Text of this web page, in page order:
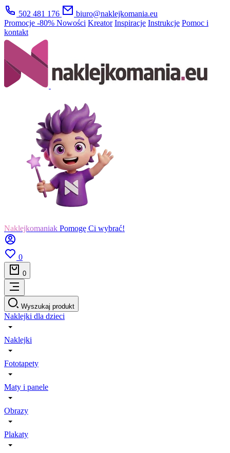
502 481 176
biuro@naklejkomania.eu
Promocje -80% Nowości Kreator Inspiracje Instrukcje Pomoc i
kontakt
Naklejkomaniak Pomogę Ci wybrać!
0
0
Wyszukaj produkt
Naklejki dla dzieci
Naklejki
Fototapety
Maty i panele
Obrazy
Plakaty